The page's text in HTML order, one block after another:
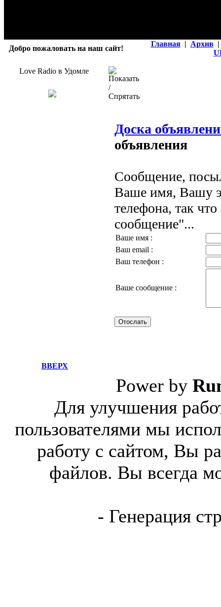
Добро пожаловать на наш сайт!
Главная | Архив |
Love Radio в Удомле
Доска
объявления
Сообщение,
Ваше имя, Вашу
телефона, так
сообщение"...
Ваше имя :
Ваш email :
Ваш телефон :
Ваше сообщение :
ВВЕРХ
Power by
Для улучшения
пользователями мы
работу с сайтом, Вы
файлов. Вы всегда
- Генерация